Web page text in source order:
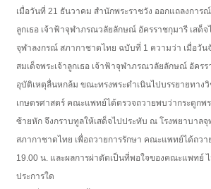
เมื่อวันที่ 21 ธันวาคม สำนักพระราชวัง ออกแถลงการณ์
ลูกเธอ เจ้าฟ้าจุฬาภรณวลัยลักษณ์ อัครราชกุมารี เสด็
จุฬาลงกรณ์ สภากาชาดไทย ฉบับที่ 1 ความว่า เมื่อวัน
สมเด็จพระเจ้าลูกเธอ เจ้าฟ้าจุฬาภรณวลัยลักษณ์ อัครร
อุบัติเหตุลื่นหกล้ม ขณะทรงพระดำเนินไปบรรยายทาง
เกษตรศาสตร์ คณะแพทย์ได้ตรวจถวายพบว่ากระดูกพ
ซ้ายหัก จึงกราบทูลให้เสด็จไปประทับ ณ โรงพยาบาล
สภากาชาดไทย เพื่อถวายการรักษา คณะแพทย์ได้ถวา
19.00 น. และผลการผ่าตัดเป็นที่พอใจของคณะแพทย์
ประการใด